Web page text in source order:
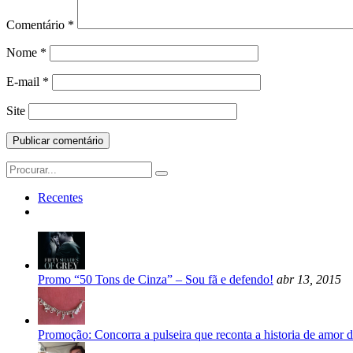
Comentário *
Nome *
E-mail *
Site
Search
for:
Recentes
Promo “50 Tons de Cinza” – Sou fã e defendo! abr 13, 2015
Promoção: Concorra a pulseira que reconta a historia de amor